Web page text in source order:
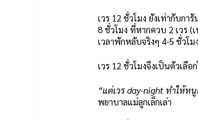
เวร 12 ชั่วโมง ยังเท่ากับก
8 ชั่วโมง ที่หากควบ 2 เวร (
เวลาพักหลับจริงๆ 4-5 ชั่วโ
เวร 12 ชั่วโมงจึงเป็นตัวเลื
“แต่เวร day-night ทำให้ห
พยาบาลแม่ลูกเล็กเล่า